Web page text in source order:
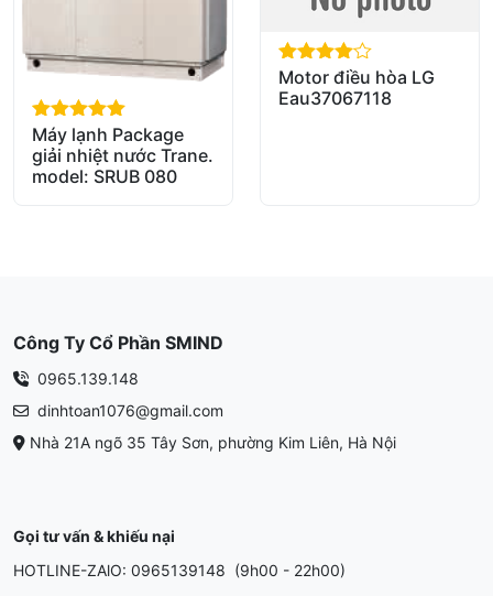
out of 5
Máy lạnh Package
giải nhiệt nước Trane.
model: SRUB 080
out of 5
Motor điều hòa LG
Eau37067118
Công Ty Cổ Phần SMIND
0965.139.148
dinhtoan1076@gmail.com
Nhà 21A ngõ 35 Tây Sơn, phường Kim Liên, Hà Nội
Gọi tư vấn & khiếu nại
HOTLINE-ZAlO: 0965139148 (9h00 - 22h00)